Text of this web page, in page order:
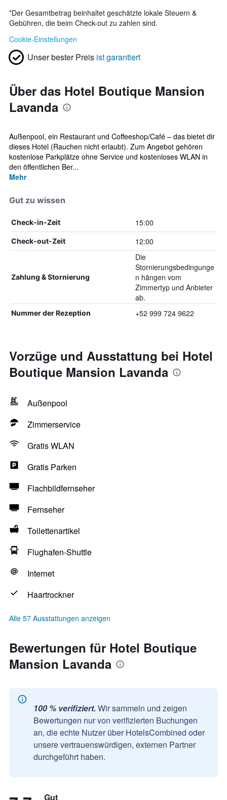
*Der Gesamtbetrag beinhaltet geschätzte lokale Steuern &
Gebühren, die beim Check-out zu zahlen sind.
Cookie-Einstellungen
Unser bester Preis ist garantiert
Über das Hotel Boutique Mansion
Lavanda
Außenpool, ein Restaurant und Coffeeshop/Café – das bietet dir
dieses Hotel (Rauchen nicht erlaubt). Zum Angebot gehören
kostenlose Parkplätze ohne Service und kostenloses WLAN in
den öffentlichen Ber...
Mehr
Gut zu wissen
Check-in-Zeit 15:00
Check-out-Zeit 12:00
Zahlung & Stornierung
Die
Stornierungsbedingunge
n hängen vom
Zimmertyp und Anbieter
ab.
Nummer der Rezeption +52 999 724 9622
Vorzüge und Ausstattung bei Hotel
Boutique Mansion Lavanda
Außenpool
Zimmerservice
Gratis WLAN
Gratis Parken
Flachbildfernseher
Fernseher
Toilettenartikel
Flughafen-Shuttle
Internet
Haartrockner
Alle 57 Ausstattungen anzeigen
Bewertungen für Hotel Boutique
Mansion Lavanda
100 % verifiziert. Wir sammeln und zeigen
Bewertungen nur von verifizierten Buchungen
an, die echte Nutzer über HotelsCombined oder
unsere vertrauenswürdigen, externen Partner
durchgeführt haben.
Gut